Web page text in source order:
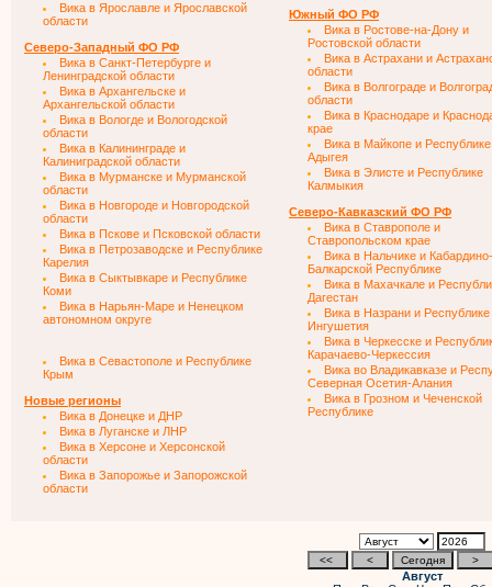
Вика в Ярославле и Ярославской
области
Северо-Западный ФО РФ
Вика в Санкт-Петербурге и
Ленинградской области
Вика в Архангельске и
Архангельской области
Вика в Вологде и Вологодской
области
Вика в Калининграде и
Калиниградской области
Вика в Мурманске и Мурманской
области
Вика в Новгороде и Новгородской
области
Вика в Пскове и Псковской области
Вика в Петрозаводске и Республике
Карелия
Вика в Сыктывкаре и Республике
Коми
Вика в Нарьян-Маре и Ненецком
автономном округе
Вика в Севастополе и Республике
Крым
Новые регионы
Вика в Донецке и ДНР
Вика в Луганске и ЛНР
Вика в Херсоне и Херсонской
области
Вика в Запорожье и Запорожской
области
Южный ФО РФ
Вика в Ростове-на-Дону и
Ростовской области
Вика в Астрахани и
области
Вика в Волгограде и
области
Вика в Краснодаре и
крае
Вика в Майкопе и Республике
Адыгея
Вика в Элисте и Республике
Калмыкия
Северо-Кавказский ФО РФ
Вика в Ставрополе и
Ставропольском крае
Вика в Нальчике и Кабардино-
Балкарской Республике
Вика в Махачкале и
Дагестан
Вика в Назрани и Республике
Ингушетия
Вика в Черкесске и
Карачаево-Черкессия
Вика во Владикавказе и
Северная Осетия-Алания
Вика в Грозном и Чеченской
Республике
Август